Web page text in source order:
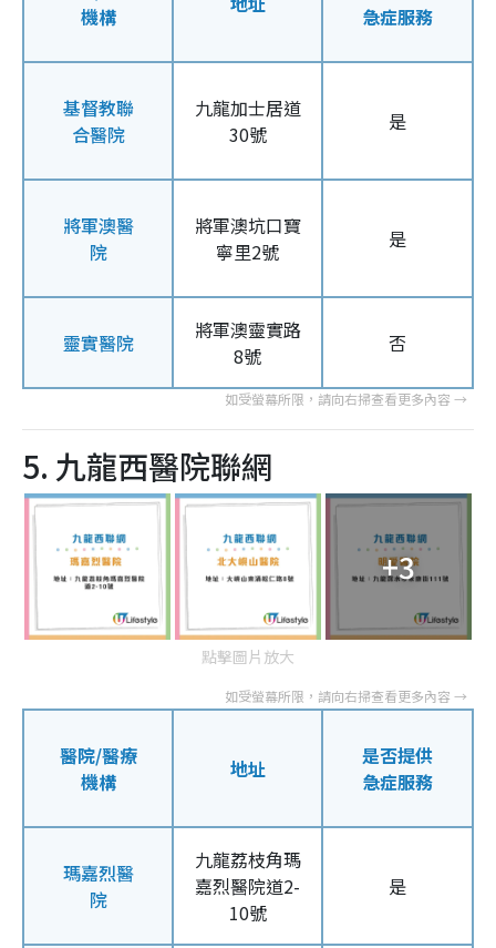
機構
急症服務
基督教聯
合醫院
九龍加士居道
30號
是
將軍澳醫
院
將軍澳坑口寶
寧里2號
是
靈實醫院
將軍澳靈實路
8號
否
5. 九龍西醫院聯網
+3
點擊圖片放大
醫院/醫療
機構
地址
是否提供
急症服務
瑪嘉烈醫
院
九龍荔枝角瑪
嘉烈醫院道2-
10號
是